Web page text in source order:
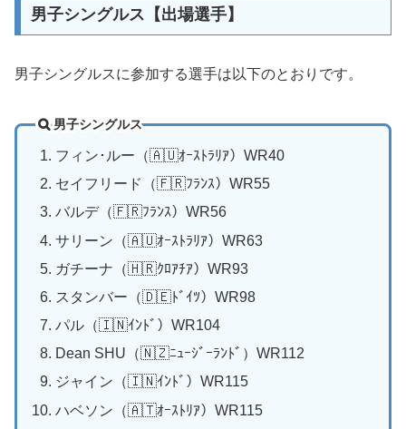
男子シングルス【出場選手】
男子シングルスに参加する選手は以下のとおりです。
男子シングルス
フィン･ルー（🇦🇺ｵｰｽﾄﾗﾘｱ）WR40
セイフリード（🇫🇷ﾌﾗﾝｽ）WR55
バルデ（🇫🇷ﾌﾗﾝｽ）WR56
サリーン（🇦🇺ｵｰｽﾄﾗﾘｱ）WR63
ガチーナ（🇭🇷ｸﾛｱﾁｱ）WR93
スタンバー（🇩🇪ﾄﾞｲﾂ）WR98
パル（🇮🇳ｲﾝﾄﾞ）WR104
Dean SHU（🇳🇿ﾆｭｰｼﾞｰﾗﾝﾄﾞ）WR112
ジャイン（🇮🇳ｲﾝﾄﾞ）WR115
ハベソン（🇦🇹ｵｰｽﾄﾘｱ）WR115